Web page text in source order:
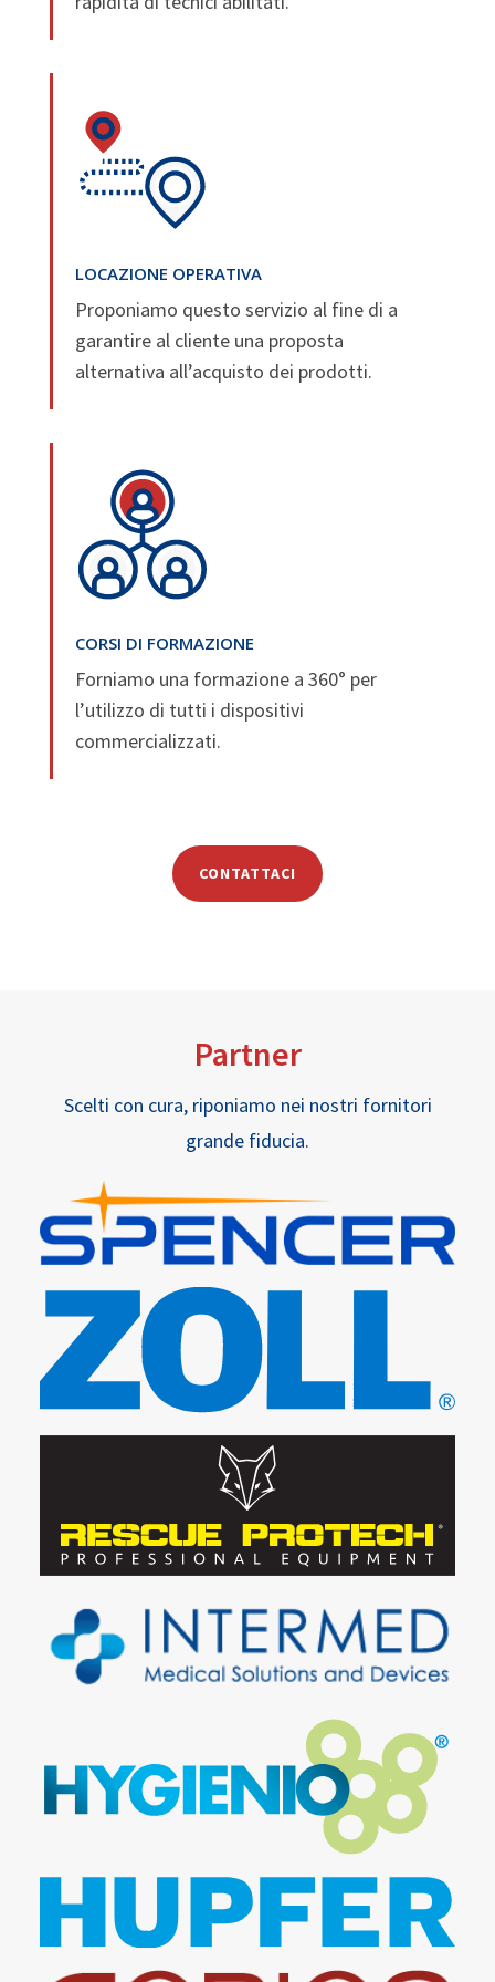
LOCAZIONE OPERATIVA
Proponiamo questo servizio al fine di a
garantire al cliente una proposta
alternativa all’acquisto dei prodotti.
CORSI DI FORMAZIONE
Forniamo una formazione a 360° per
l’utilizzo di tutti i dispositivi
commercializzati.
CONTATTACI
Partner
Scelti con cura, riponiamo nei nostri fornitori
grande fiducia.